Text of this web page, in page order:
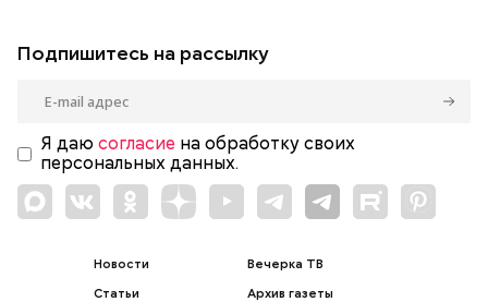
Подпишитесь на рассылку
Я даю согласие на обработку своих
персональных данных.
Новости
Статьи
Вечерка ТВ
Архив газеты